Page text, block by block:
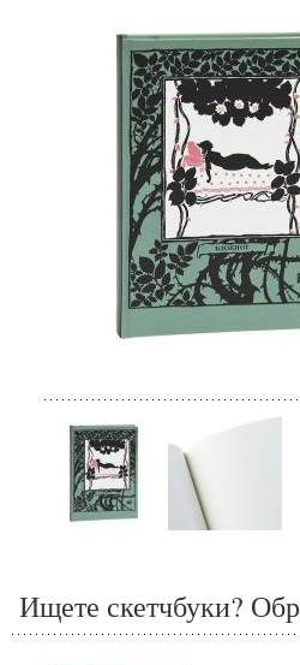
Ищете скетчбуки?